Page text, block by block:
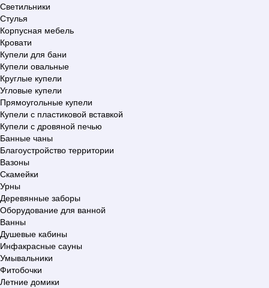
Светильники
Стулья
Корпусная мебель
Кровати
Купели для бани
Купели овальные
Круглые купели
Угловые купели
Прямоугольные купели
Купели с пластиковой вставкой
Купели с дровяной печью
Банные чаны
Благоустройство территории
Вазоны
Скамейки
Урны
Деревянные заборы
Оборудование для ванной
Ванны
Душевые кабины
Инфакрасные сауны
Умывальники
Фитобочки
Летние домики